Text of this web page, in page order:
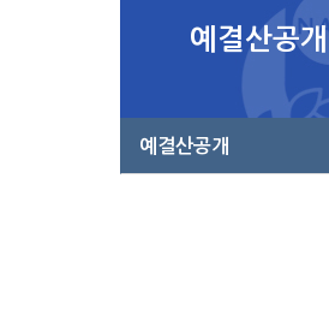
예결산공개
예결산공개